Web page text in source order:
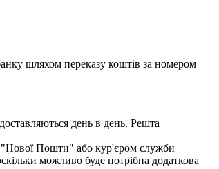
шляхом переказу коштів за номером
день в день. Решта
Пошти" або кур'єром служби
можливо буде потрібна додаткова